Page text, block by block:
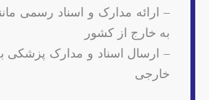
– ارائه مدارک و اسناد رسمی
به خارج از کشور
– ارسال اسناد و مدارک پزشکی
خارجی